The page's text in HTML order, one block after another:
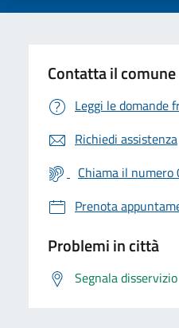
Contatta il comune
Leggi le domande
Richiedi assistenza
Chiama il
Prenota
Problemi in città
Segnala disservizio